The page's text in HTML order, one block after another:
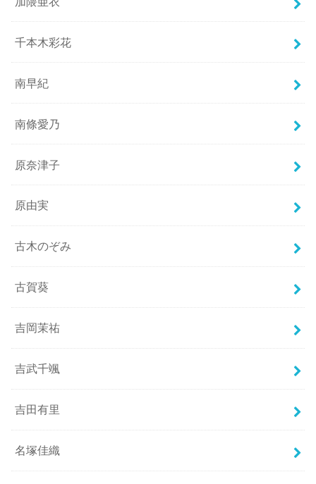
千本木彩花
南早紀
南條愛乃
原奈津子
原由実
古木のぞみ
古賀葵
吉岡茉祐
吉武千颯
吉田有里
名塚佳織